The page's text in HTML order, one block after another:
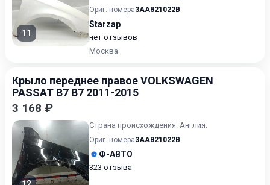
11
Ориг. номера3AA821022B
Starzap
нет отзывов
Москва
Крыло переднее правое VOLKSWAGEN
PASSAT B7 B7 2011-2015
3 168 ₽
Страна происхождения: Англия.
Ориг. номера3AA821022B
Ф-АВТО
323 отзыва